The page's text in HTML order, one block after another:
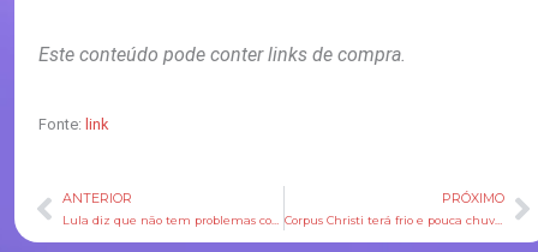
Este conteúdo pode conter links de compra.
Fonte: link
Anterior
ANTERIOR
Lula diz que não tem problemas com Alcolumbre e que Messias será ministro do STF
PRÓXIMO
Corpus Christi terá frio e pouca chuva em grande parte do Brasil